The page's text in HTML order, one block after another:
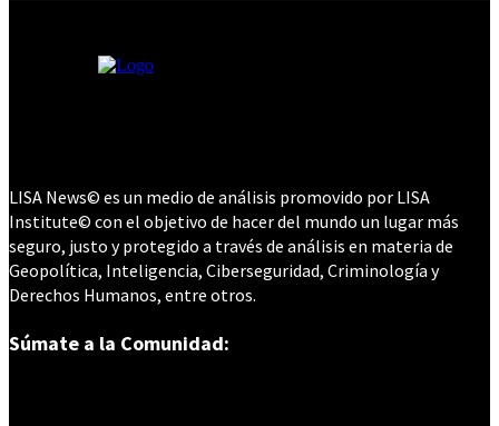
LISA News© es un medio de análisis promovido por LISA
Institute© con el objetivo de hacer del mundo un lugar más
seguro, justo y protegido a través de análisis en materia de
Geopolítica, Inteligencia, Ciberseguridad, Criminología y
Derechos Humanos, entre otros.
Súmate a la Comunidad: